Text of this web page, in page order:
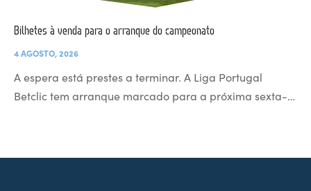
Bilhetes à venda para o arranque do campeonato
4 AGOSTO, 2026
A espera está prestes a terminar. A Liga Portugal
Betclic tem arranque marcado para a próxima sexta-…